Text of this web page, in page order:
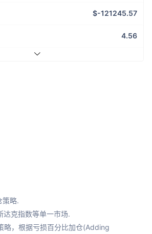
$-121245.57
4.56
策略.
达克指数等单一市场.
略，根据亏损百分比加仓(Adding